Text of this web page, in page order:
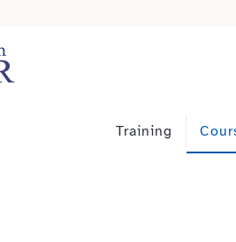
Training